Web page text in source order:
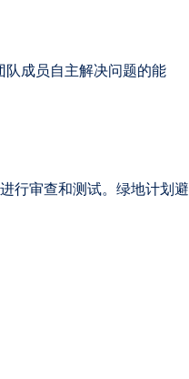
成员自主解决问题的能
行审查和测试。绿地计划避